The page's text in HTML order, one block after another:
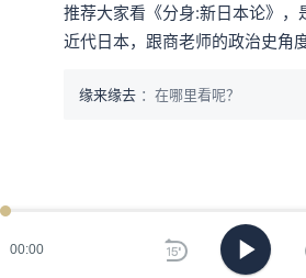
00:00
推荐大家看《分身:新日本论》，
近代日本，跟商老师的政治史角
缘来缘去 ：在哪里看呢？